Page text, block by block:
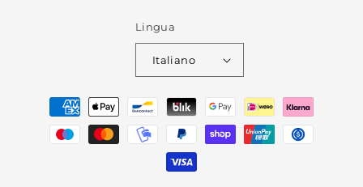
Lingua
Italiano
Metodi
pagamento